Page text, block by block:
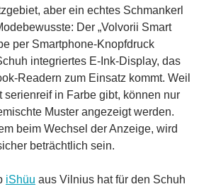
aber ein echtes Schmankerl
Der „Volvorii Smart
per Smartphone-Knopfdruck
integriertes E-Ink-Display, das
Readern zum Einsatz kommt. Weil
serienreif in Farbe gibt, können nur
Muster angezeigt werden.
beim Wechsel der Anzeige, wird
beträchtlich sein.
iShüu aus Vilnius hat für den Schuh